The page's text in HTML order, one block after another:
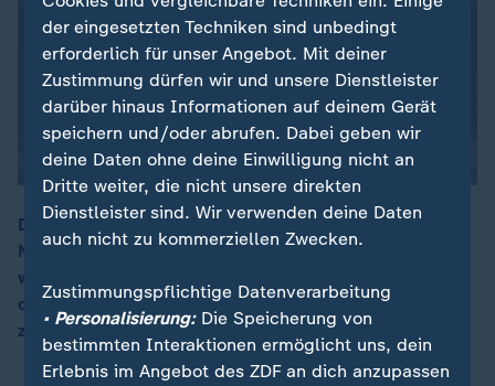
Der Frachter „Glory Amsterdam“, der vor der
Nordseeinsel Langeoog auf Grund gelaufen war, ist
wieder frei. Schleppern ist es am Morgen gelungen,
das Schiff unbeschadet wieder in tieferes Wasser zu
ziehen.
der eingesetzten Techniken sind unbedingt
erforderlich für unser Angebot. Mit deiner
Zustimmung dürfen wir und unsere Dienstleister
darüber hinaus Informationen auf deinem Gerät
speichern und/oder abrufen. Dabei geben wir
deine Daten ohne deine Einwilligung nicht an
Dritte weiter, die nicht unsere direkten
Dienstleister sind. Wir verwenden deine Daten
auch nicht zu kommerziellen Zwecken.
Zustimmungspflichtige Datenverarbeitung
• Personalisierung:Die Speicherung von
bestimmten Interaktionen ermöglicht uns, dein
Erlebnis im Angebot des ZDF an dich anzupassen